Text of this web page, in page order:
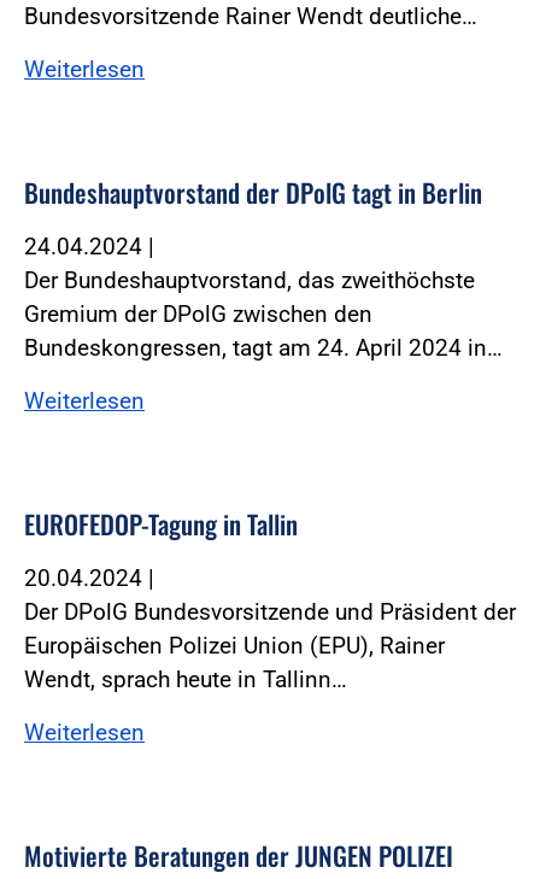
Bundesvorsitzende Rainer Wendt deutliche…
Weiterlesen
Bundeshauptvorstand der DPolG tagt in Berlin
24.04.2024 |
Der Bundeshauptvorstand, das zweithöchste
Gremium der DPolG zwischen den
Bundeskongressen, tagt am 24. April 2024 in…
Weiterlesen
EUROFEDOP-Tagung in Tallin
20.04.2024 |
Der DPolG Bundesvorsitzende und Präsident der
Europäischen Polizei Union (EPU), Rainer
Wendt, sprach heute in Tallinn…
Weiterlesen
Motivierte Beratungen der JUNGEN POLIZEI